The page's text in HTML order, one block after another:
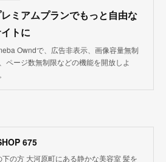
ミアムプランでもっと自由な
トに
Owndで、広告非表示、画像容量無制
ページ数無制限などの機能を開放しよ
675
下の方 大河原町にある静かな美容室 髪を